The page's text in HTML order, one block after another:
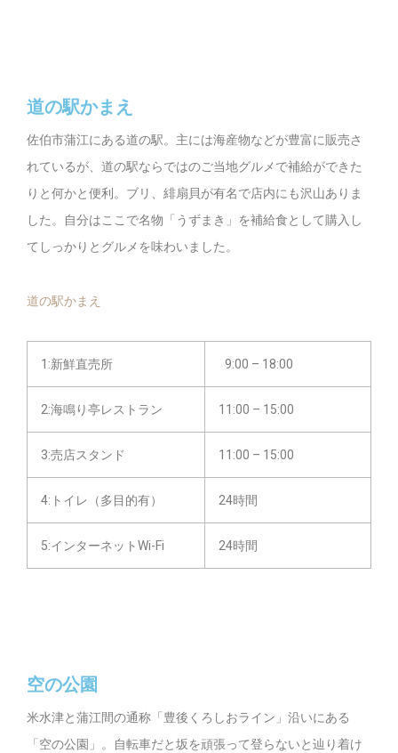
道の駅かまえ
佐伯市蒲江にある道の駅。主には海産物などが豊富に販売さ
れているが、道の駅ならではのご当地グルメで補給ができた
りと何かと便利。ブリ、緋扇貝が有名で店内にも沢山ありま
した。自分はここで名物「うずまき」を補給食として購入し
てしっかりとグルメを味わいました。
道の駅かまえ
1:新鮮直売所 9:00 – 18:00
2:海鳴り亭レストラン 11:00 – 15:00
3:売店スタンド 11:00 – 15:00
4:トイレ（多目的有） 24時間
5:インターネットWi-Fi 24時間
空の公園
米水津と蒲江間の通称「豊後くろしおライン」沿いにある
「空の公園」。自転車だと坂を頑張って登らないと辿り着け